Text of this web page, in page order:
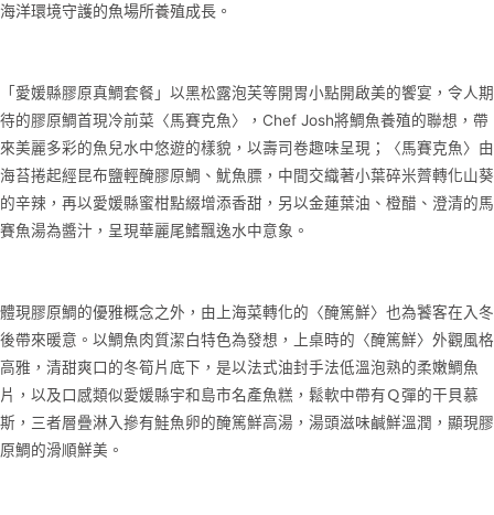
海洋環境守護的魚場所養殖成長。
「愛媛縣膠原真鯛套餐」以黑松露泡芙等開胃小點開啟美的饗宴，令人期
待的膠原鯛首現冷前菜〈馬賽克魚〉，Chef Josh將鯛魚養殖的聯想，帶
來美麗多彩的魚兒水中悠遊的樣貌，以壽司卷趣味呈現；〈馬賽克魚〉由
海苔捲起經昆布鹽輕醃膠原鯛、魷魚膘，中間交織著小葉碎米薺轉化山葵
的辛辣，再以愛媛縣蜜柑點綴增添香甜，另以金蓮葉油、橙醋、澄清的馬
賽魚湯為醬汁，呈現華麗尾鰭飄逸水中意象。
體現膠原鯛的優雅概念之外，由上海菜轉化的〈醃篤鮮〉也為饕客在入冬
後帶來暖意。以鯛魚肉質潔白特色為發想，上桌時的〈醃篤鮮〉外觀風格
高雅，清甜爽口的冬筍片底下，是以法式油封手法低溫泡熟的柔嫩鯛魚
片，以及口感類似愛媛縣宇和島市名產魚糕，鬆軟中帶有Ｑ彈的干貝慕
斯，三者層疊淋入摻有鮭魚卵的醃篤鮮高湯，湯頭滋味鹹鮮溫潤，顯現膠
原鯛的滑順鮮美。